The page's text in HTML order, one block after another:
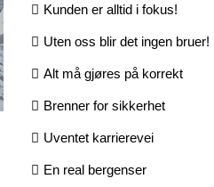
Kunden er alltid i fokus!
Uten oss blir det ingen bruer!
Alt må gjøres på korrekt
Brenner for sikkerhet
Uventet karrierevei
En real bergenser